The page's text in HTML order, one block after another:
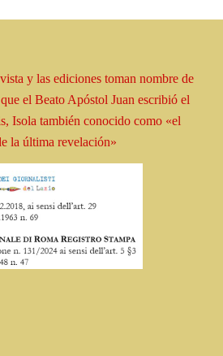
y las ediciones tomannombrede
el Beato ApóstolJuan escribió el
Isolatambién conocido como «el
la última revelación»